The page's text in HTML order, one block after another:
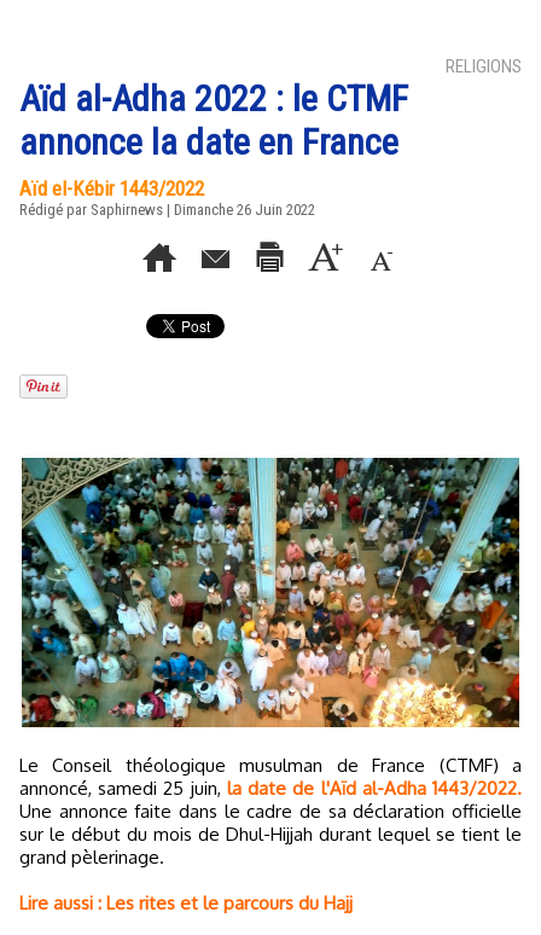
RELIGIONS
Aïd al-Adha 2022 : le CTMF
annonce la date en France
Aïd el-Kébir 1443/2022
Rédigé par Saphirnews | Dimanche 26 Juin 2022
Le Conseil théologique musulman de France (CTMF) a
annoncé, samedi 25 juin, la date de l'Aïd al-Adha 1443/2022.
Une annonce faite dans le cadre de sa déclaration officielle
sur le début du mois de Dhul-Hijjah durant lequel se tient le
grand pèlerinage.
Lire aussi : Les rites et le parcours du Hajj